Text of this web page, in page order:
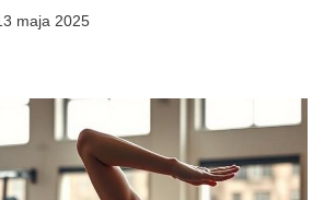
maja 2025